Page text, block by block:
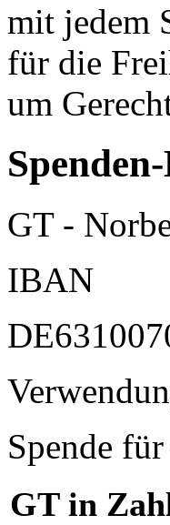
mit jedem
für die
um
GT -
IBAN
Spende
GT in